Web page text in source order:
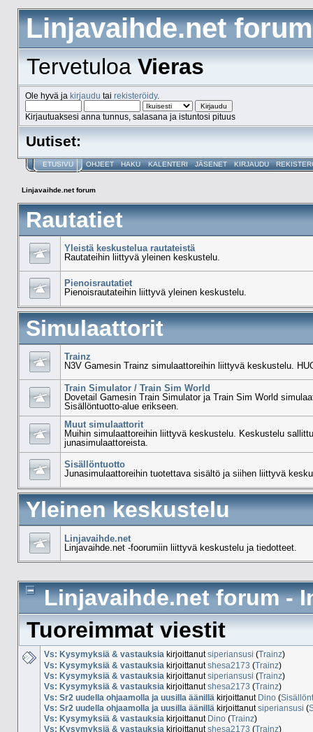
Linjavaihde.net forum
TervetuloaVieras
Ole hyvä ja kirjaudu tai rekisteröidy.
Kirjautuaksesi anna tunnus, salasana ja istuntosi pituus
Uutiset:
ETUSIVU OHJEET HAKU KALENTERI JÄSENET KIRJAUDU
Linjavaihde.net forum
Rautatiet
Yleistä keskustelua rautateistä
Rautateihin liittyvä yleinen keskustelu.
Pienoisrautatiet
Pienoisrautateihin liittyvä yleinen keskustelu.
Simulaattorit
Trainz
N3V Gamesin Trainz simulaattoreihin liittyvä keskustelu.
Train Simulator / Train Sim World
Dovetail Gamesin Train Simulator ja Train Sim World
Sisällöntuotto-alue erikseen.
Muut simulaattorit
Muihin simulaattoreihin liittyvä keskustelu. Keskustelu
junasimulaattoreista.
Sisällöntuotto
Junasimulaattoreihin tuotettava sisältö ja siihen liittyvä
Yleinen keskustelu
Linjavaihde.net
Linjavaihde.net -foorumiin liittyvä keskustelu ja tiedotteet.
Linjavaihde.net forum -
Tuoreimmat viestit
Vs: Kysymyksiä & vastauksia kirjoittanutsiperiansusi (Trainz)
Vs: Kysymyksiä & vastauksia kirjoittanutshesa2173 (Trainz)
Vs: Kysymyksiä & vastauksia kirjoittanutsiperiansusi (Trainz)
Vs: Kysymyksiä & vastauksia kirjoittanutshesa2173 (Trainz)
Vs: Sr2 uudella ohjaamolla ja uusilla äänillä kirjoittanut Dino(
Vs: Sr2 uudella ohjaamolla ja uusilla äänillä kirjoittanutsiperiansusi (
Vs: Kysymyksiä & vastauksia kirjoittanut Dino(Trainz)
Vs: Kysymyksiä & vastauksia kirjoittanutshesa2173 (Trainz)